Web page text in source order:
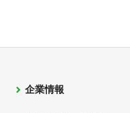
企業情報